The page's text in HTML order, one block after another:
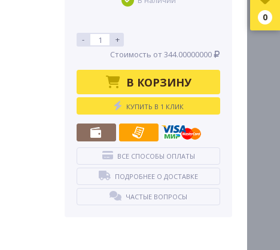
-
+
Стоимость от 344.00000000
В КОРЗИНУ
КУПИТЬ В 1 КЛИК
ВСЕ СПОСОБЫ ОПЛАТЫ
ПОДРОБНЕЕ О ДОСТАВКЕ
ЧАСТЫЕ ВОПРОСЫ
0